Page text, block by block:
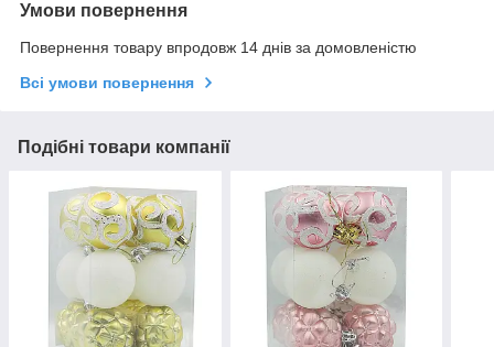
Умови повернення
Повернення товару впродовж 14 днів за домовленістю
Всі умови повернення
Подібні товари компанії